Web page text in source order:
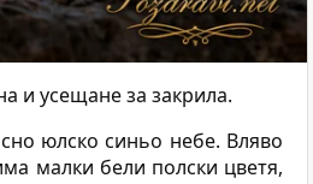
и усещане за закрила.
юлско синьо небе. Вляво
малки бели полски цветя,